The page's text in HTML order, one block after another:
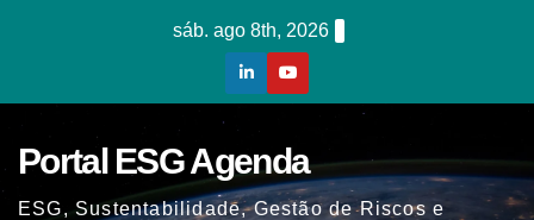
sáb. ago 8th, 2026
Portal ESG Agenda
ESG, Sustentabilidade, Gestão de Riscos e